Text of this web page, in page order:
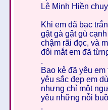
Lê Minh Hiền
Khi em đã bạc
gật gà gật gù
chậm rãi đọc, và
đôi mắt em đã
.
Bao kẻ đã yêu
yêu sắc đẹp em
nhưng chỉ một
yêu những nỗi
.